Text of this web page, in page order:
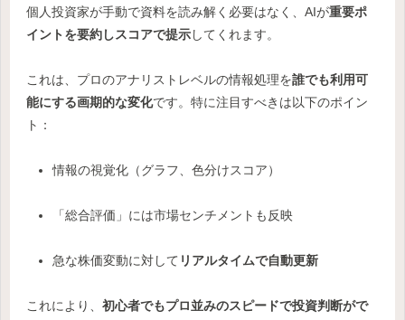
個人投資家が手動で資料を読み解く必要はなく、AIが重要ポ
イントを要約しスコアで提示してくれます。
これは、プロのアナリストレベルの情報処理を誰でも利用可
能にする画期的な変化です。特に注目すべきは以下のポイン
ト：
情報の視覚化（グラフ、色分けスコア）
「総合評価」には市場センチメントも反映
急な株価変動に対して リアルタイムで自動更新
これにより、 初心者でもプロ並みのスピードで投資判断がで